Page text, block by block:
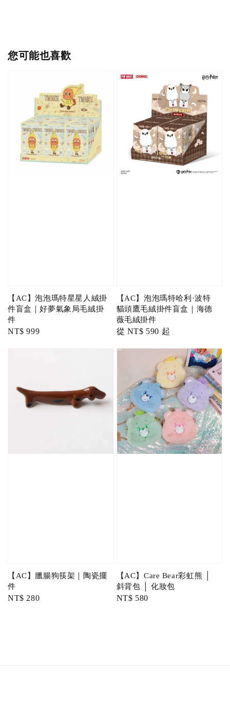
您可能也喜歡
【AC】泡泡瑪特星星人絨掛
件盲盒｜好夢氣象局毛絨掛
件
Regular
NT$ 999
【AC】泡泡瑪特哈利·波特
貓頭鷹毛絨掛件盲盒｜海德
薇毛絨掛件
Regular
從 NT$ 590 起
【AC】臘腸狗筷架｜陶瓷擺
件
Regular
NT$ 280
【AC】Care Bear彩虹熊 │
斜背包 │ 化妝包
Regular
NT$ 580